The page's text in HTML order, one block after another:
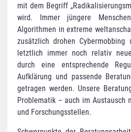
mit dem Begriff
wird. Immer jüngere
Algorithmen in extreme
zusätzlich drohen Cybermobbing
letztlich immer noch relativ
durch eine entsprechende
Aufklärung und passende
getragen werden. Unsere
Problematik – auch im Austausch
und Forschungsstellen.